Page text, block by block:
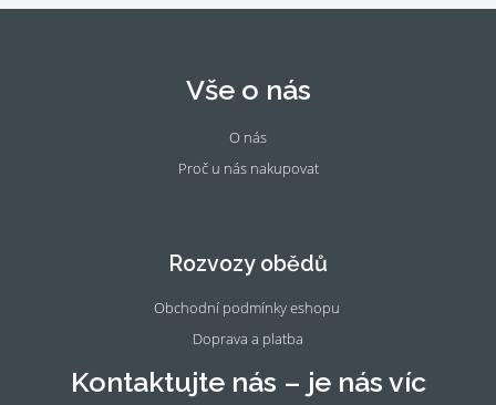
Vše o nás
O nás
Proč u nás nakupovat
k
m
Rozvozy obědů
Obchodní podmínky eshopu
Doprava a platba
Kontaktujte nás – je nás víc